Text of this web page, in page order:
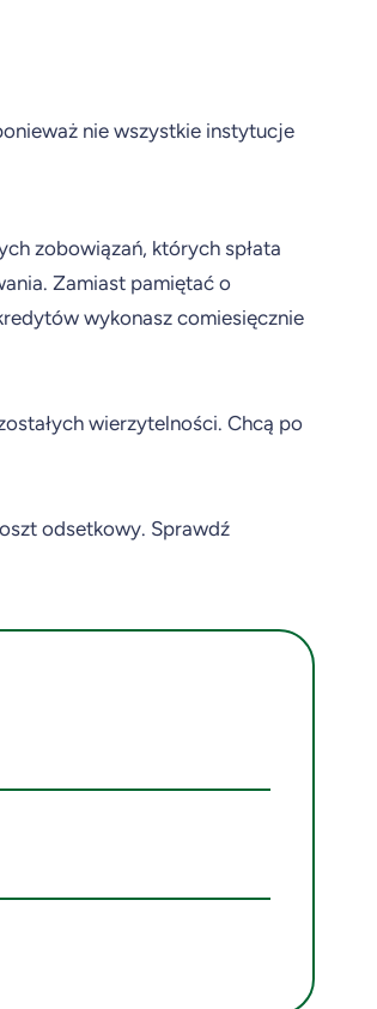
nie wszystkie instytucje
zobowiązań, których spłata
Zamiast pamiętać o
wykonasz comiesięcznie
wierzytelności. Chcą po
odsetkowy. Sprawdź